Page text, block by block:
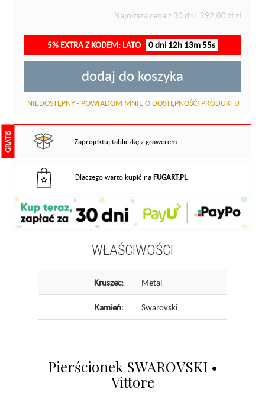
Najniższa cena z 30 dni: 292,00 zł zł
5% EXTRA Z KODEM: LATO 0 dni 12h 13m 55s
dodaj do koszyka
NIEDOSTĘPNY - POWIADOM MNIE O DOSTĘPNOŚĆI PRODUKTU
GRATIS Zaprojektuj tabliczkę z grawerem
Dlaczego warto kupić naFUGART.PL
WŁAŚCIWOŚCI
Kruszec: Metal
Kamień: Swarovski
Pierścionek SWAROVSKI •
Vittore